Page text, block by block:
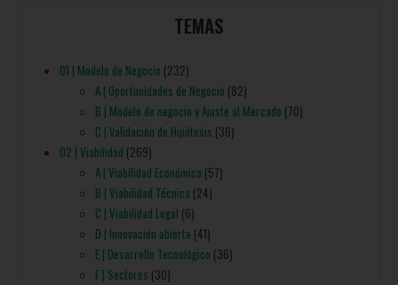
TEMAS
01 | Modelo de Negocio (232)
A | Oportunidades de Negocio (82)
B | Modelo de negocio y Ajuste al Mercado (70)
C | Validación de Hipótesis (36)
02 | Viabilidad (269)
A | Viabilidad Económica (57)
B | Viabilidad Técnica (24)
C | Viabilidad Legal (6)
D | Innovación abierta (41)
E | Desarrollo Tecnológico (36)
F | Sectores (30)